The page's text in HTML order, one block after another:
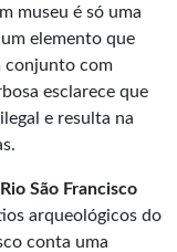
museu é só uma
elemento que
conjunto com
esclarece que
e resulta na
São Francisco
arqueológicos do
conta uma